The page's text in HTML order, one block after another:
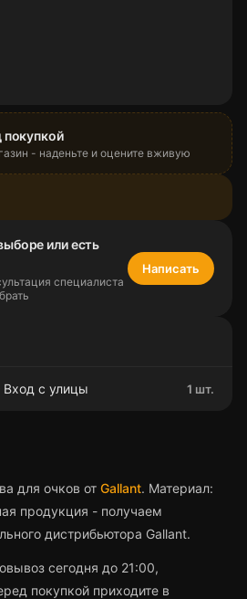
- наденьте и оцените вживую
или есть
специалиста
Написать
Вход с улицы 1 шт.
для очков от Gallant. Материал:
продукция - получаем
дистрибьютора Gallant.
сегодня до 21:00,
покупкой приходите в